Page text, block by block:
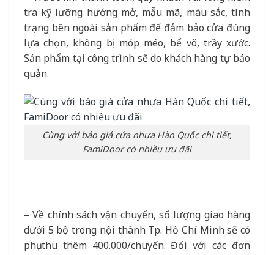
tra kỹ lưỡng hướng mở, mẫu mã, màu sắc, tình
trạng bên ngoài sản phẩm để đảm bảo cửa đúng
lựa chọn, không bị móp méo, bể võ, trầy xước.
Sản phẩm tại công trình sẽ do khách hàng tự bảo
quản.
Cùng với báo giá cửa nhựa Hàn Quốc chi tiết,
FamiDoor có nhiều ưu đãi
– Về chính sách vận chuyển, số lượng giao hàng
dưới 5 bộ trong nội thành Tp. Hồ Chí Minh sẽ có
phụ thu thêm 400.000/chuyến. Đối với các đơn